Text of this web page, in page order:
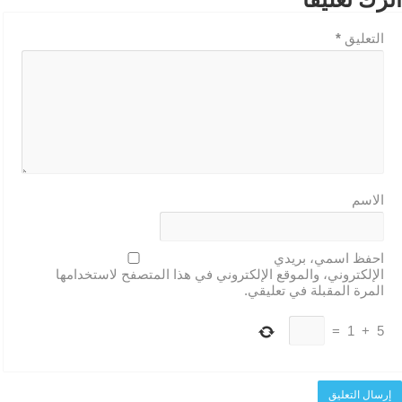
التعليق *
الاسم
احفظ اسمي، بريدي
الإلكتروني، والموقع الإلكتروني في هذا المتصفح لاستخدامها
المرة المقبلة في تعليقي.
5
+
1
=